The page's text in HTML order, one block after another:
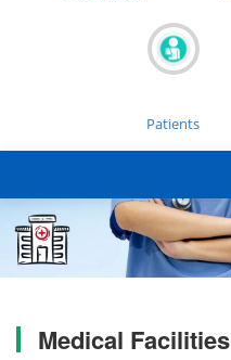
Patients
Medical Facilities